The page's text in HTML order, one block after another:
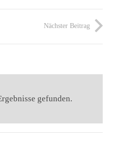
Nächster Beitrag
gefunden.